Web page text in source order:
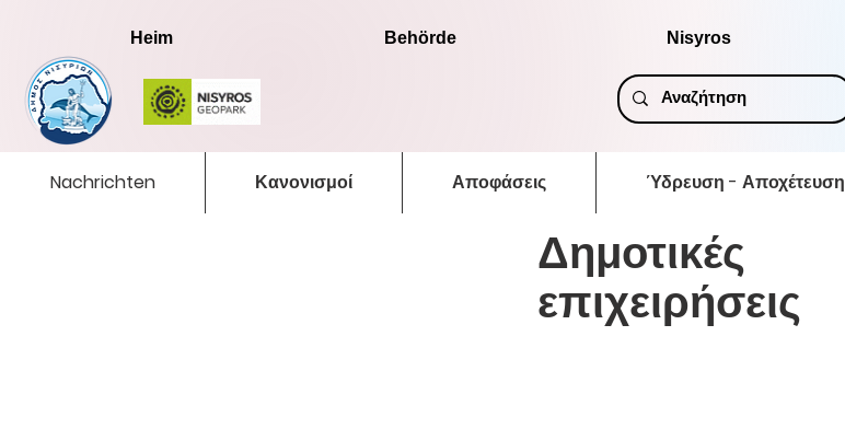
Heim Behörde Nisyros
Nachrichten Κανονισμοί Αποφάσεις Ύδρευση - Αποχέτευση
Δημοτικές
επιχειρήσεις